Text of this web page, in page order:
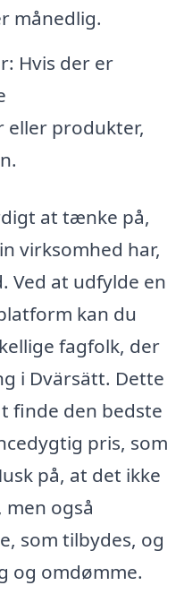
månedlig.
Hvis der er
produkter,
at tænke på,
virksomhed har,
Ved at udfylde en
kan du
fagfolk, der
i Dvärsätt. Dette
finde den bedste
pris, som
på, at det ikke
også
som tilbydes, og
og omdømme.